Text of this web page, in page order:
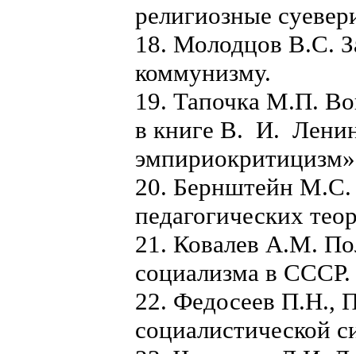
религиозные
18. Молодцов В.С.
коммунизму.
19. Тапочка М.П.
в книге В. И.
20. Бернштейн М.С.
педагогических
21. Ковалев А.М.
социализма в СССР.
22. Федосеев П.Н.,
социалистической